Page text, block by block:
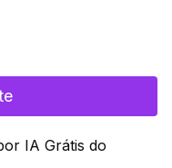
IA Grátis do